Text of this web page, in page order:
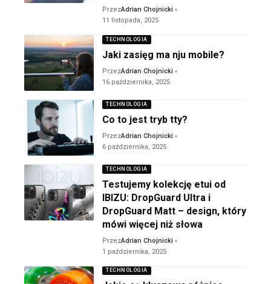
PrzezAdrian Chojnicki
11 listopada, 2025
TECHNOLOGIA
Jaki zasięg ma nju mobile?
PrzezAdrian Chojnicki
16 października, 2025
TECHNOLOGIA
Co to jest tryb tty?
PrzezAdrian Chojnicki
6 października, 2025
TECHNOLOGIA
Testujemy kolekcję etui od
IBIZU: DropGuard Ultra i
DropGuard Matt – design, który
mówi więcej niż słowa
PrzezAdrian Chojnicki
1 października, 2025
TECHNOLOGIA